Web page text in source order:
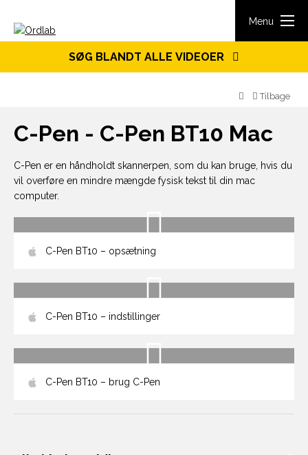
Menu
SØG BLANDT ALLE VIDEOER
Tilbage
C-Pen - C-Pen BT10 Mac
C-Pen er en håndholdt skannerpen, som du kan bruge, hvis du
vil overføre en mindre mængde fysisk tekst til din mac
computer.
C-Pen BT10 – opsætning
C-Pen BT10 – indstillinger
C-Pen BT10 – brug C-Pen